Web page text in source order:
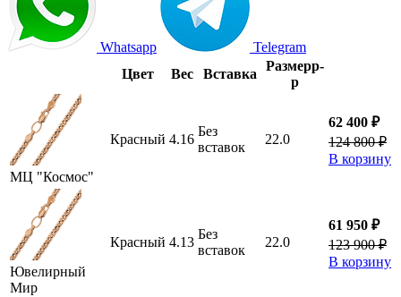
Whatsapp
Telegram
Цвет
Вес Вставка
Размерр-
р
МЦ "Космос"
Красный 4.16
Без
вставок
22.0
62 400 ₽
124 800 ₽
В корзину
Ювелирный
Мир
Красный 4.13
Без
вставок
22.0
61 950 ₽
123 900 ₽
В корзину